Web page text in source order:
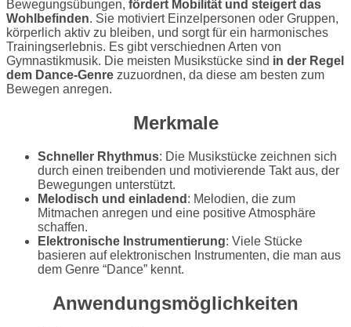
Bewegungsübungen, fördert Mobilität und steigert das
Wohlbefinden. Sie motiviert Einzelpersonen oder Gruppen,
körperlich aktiv zu bleiben, und sorgt für ein harmonisches
Trainingserlebnis. Es gibt verschiednen Arten von
Gymnastikmusik. Die meisten Musikstücke sind in der Regel
dem Dance-Genre zuzuordnen, da diese am besten zum
Bewegen anregen.
Merkmale
Schneller Rhythmus: Die Musikstücke zeichnen sich
durch einen treibenden und motivierende Takt aus, der
Bewegungen unterstützt.
Melodisch und einladend : Melodien, die zum
Mitmachen anregen und eine positive Atmosphäre
schaffen.
Elektronische Instrumentierung: Viele Stücke
basieren auf elektronischen Instrumenten, die man aus
dem Genre “Dance” kennt.
Anwendungsmöglichkeiten